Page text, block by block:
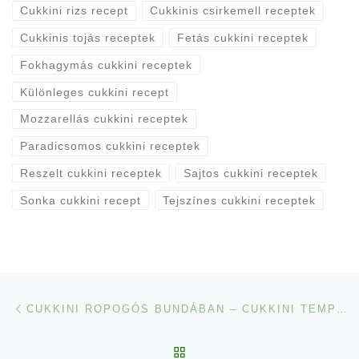
Cukkini rizs recept Cukkinis csirkemell receptek
Cukkinis tojás receptek Fetás cukkini receptek
Fokhagymás cukkini receptek
Különleges cukkini recept
Mozzarellás cukkini receptek
Paradicsomos cukkini receptek
Reszelt cukkini receptek Sajtos cukkini receptek
Sonka cukkini recept Tejszínes cukkini receptek
Navigálás a bejegyzések között